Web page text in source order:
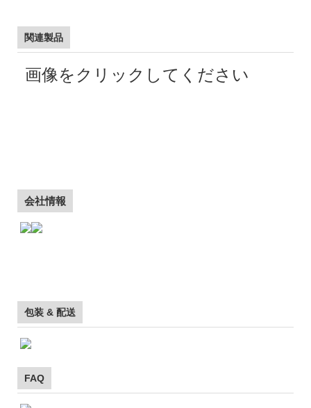
関連製品
画像をクリックしてください
会社情報
包装 & 配送
FAQ